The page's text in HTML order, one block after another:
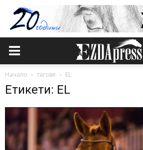
Начало тагове ЕL
Етикети: ЕL